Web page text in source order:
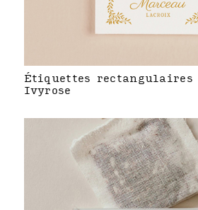
Étiquettes rectangulaires
Ivyrose